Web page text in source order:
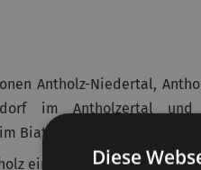
Antholz-Niedertal,
im Antholzertal
Biathlon, eine aus
ein Paradies für
Diese